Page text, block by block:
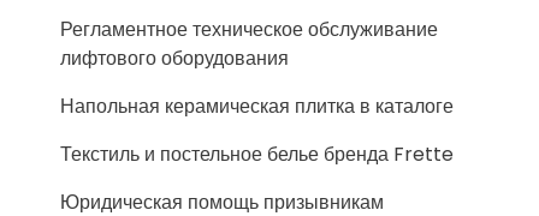
Регламентное техническое обслуживание
лифтового оборудования
Напольная керамическая плитка в каталоге
Текстиль и постельное белье бренда Frette
Юридическая помощь призывникам